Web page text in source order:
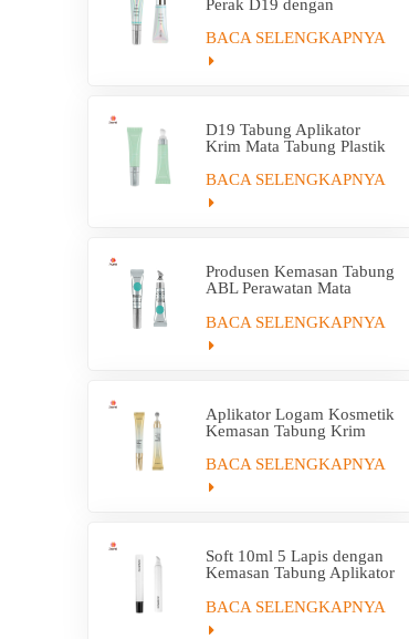
Perak D19 dengan
BACA SELENGKAPNYA
D19 Tabung Aplikator
Krim Mata Tabung Plastik
BACA SELENGKAPNYA
Produsen Kemasan Tabung
ABL Perawatan Mata
Pijat
BACA SELENGKAPNYA
Aplikator Logam Kosmetik
Kemasan Tabung Krim
BACA SELENGKAPNYA
Soft 10ml 5 Lapis dengan
Kemasan Tabung Aplikator
BACA SELENGKAPNYA